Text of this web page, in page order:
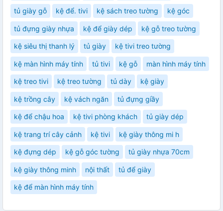
tủ giày gỗ kệ để. tivi kệ sách treo tường kệ góc
tủ đựng giày nhựa kệ để giày dép kệ gỗ treo tường
kệ siêu thị thanh lý tủ giày kệ tivi treo tường
kệ màn hình máy tính tủ tivi kệ gỗ màn hình máy tính
kệ treo tivi kệ treo tường tủ dày kệ giày
kệ trồng cây kệ vách ngăn tủ đựng giầy
kệ để chậu hoa kệ tivi phòng khách tủ giày dép
kệ trang trí cây cảnh kệ tivi kệ giày thông mi h
kệ đựng dép kệ gỗ góc tường tủ giày nhựa 70cm
kệ giày thông minh nội thất tủ để giày
kệ để màn hình máy tính